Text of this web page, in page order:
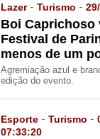
Lazer-Turismo -
Boi Caprichoso
Festival de
menos de um
Agremiação azul e
edição do evento.
Esporte -Turismo -
07:33:20